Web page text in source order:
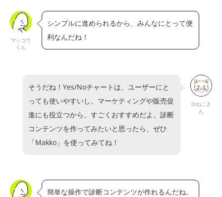
マッコウ
くん
シンプルに進められるから、みんなにとって便
利なんだね！
白ねこさ
ん
そうだね！Yes/Noチャートは、ユーザーにと
っても使いやすいし、マーケティングや販売促
進にも役立つから、すごくおすすめだよ。診断
コンテンツを作ってみたいと思ったら、ぜひ
「Makko」を使ってみてね！
簡単な操作で診断コンテンツが作れるんだね。